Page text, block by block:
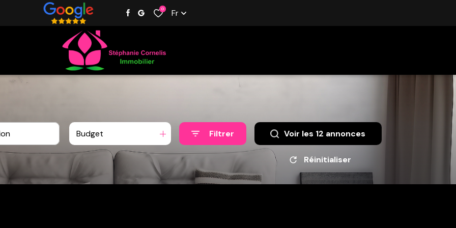
0 Fr
Budget Filtrer Voir les 12 annonces
Réinitialiser